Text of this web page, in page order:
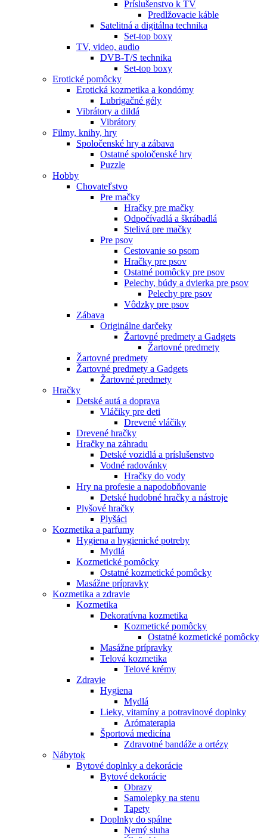
Príslušenstvo k TV
Predlžovacie káble
Satelitná a digitálna technika
Set-top boxy
TV, video, audio
DVB-T/S technika
Set-top boxy
Erotické pomôcky
Erotická kozmetika a kondómy
Lubrigačné gély
Vibrátory a dildá
Vibrátory
Filmy, knihy, hry
Spoločenské hry a zábava
Ostatné spoločenské hry
Puzzle
Hobby
Chovateľstvo
Pre mačky
Hračky pre mačky
Odpočívadlá a škrábadlá
Stelivá pre mačky
Pre psov
Cestovanie so psom
Hračky pre psov
Ostatné pomôcky pre psov
Pelechy, búdy a dvierka pre psov
Pelechy pre psov
Vôdzky pre psov
Zábava
Originálne darčeky
Žartovné predmety a Gadgets
Žartovné predmety
Žartovné predmety
Žartovné predmety a Gadgets
Žartovné predmety
Hračky
Detské autá a doprava
Vláčiky pre deti
Drevené vláčiky
Drevené hračky
Hračky na záhradu
Detské vozidlá a príslušenstvo
Vodné radovánky
Hračky do vody
Hry na profesie a napodobňovanie
Detské hudobné hračky a nástroje
Plyšové hračky
Plyšáci
Kozmetika a parfumy
Hygiena a hygienické potreby
Mydlá
Kozmetické pomôcky
Ostatné kozmetické pomôcky
Masážne prípravky
Kozmetika a zdravie
Kozmetika
Dekoratívna kozmetika
Kozmetické pomôcky
Ostatné kozmetické pomôcky
Masážne prípravky
Telová kozmetika
Telové krémy
Zdravie
Hygiena
Mydlá
Lieky, vitamíny a potravinové doplnky
Arómaterapia
Športová medicína
Zdravotné bandáže a ortézy
Nábytok
Bytové doplnky a dekorácie
Bytové dekorácie
Obrazy
Samolepky na stenu
Tapety
Doplnky do spálne
Nemý sluha